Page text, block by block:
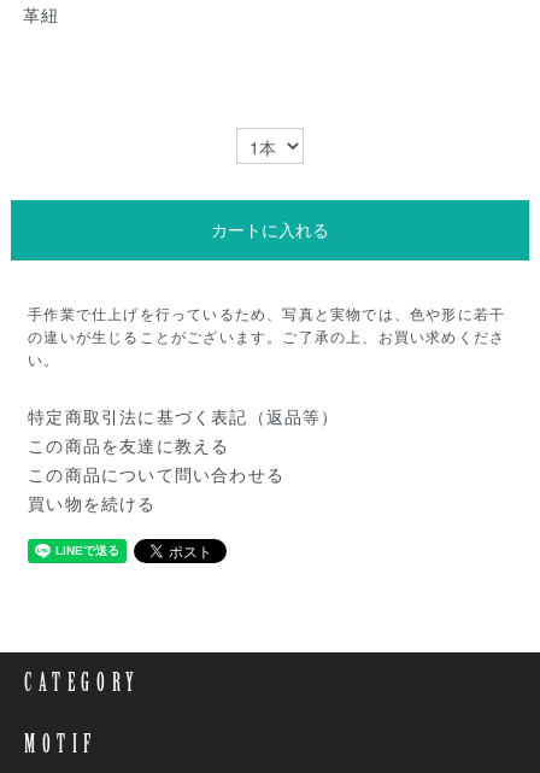
革紐
カートに入れる
手作業で仕上げを行っているため、写真と実物では、色や形に若干
の違いが生じることがございます。ご了承の上、お買い求めくださ
い。
特定商取引法に基づく表記（返品等）
この商品を友達に教える
この商品について問い合わせる
買い物を続ける
CATEGORY
MOTIF